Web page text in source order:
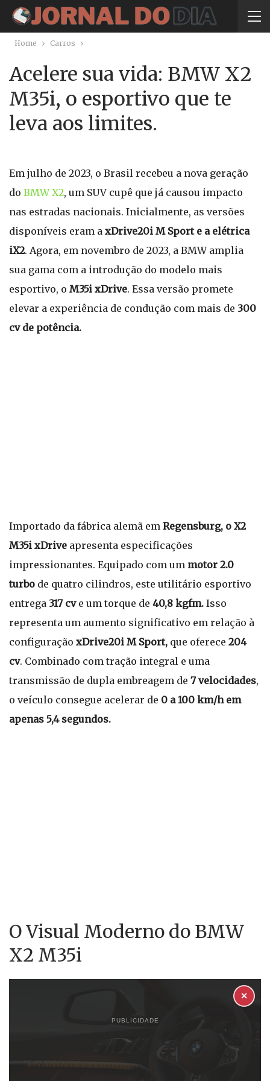
Home Carros
Acelere sua vida: BMW X2
M35i, o esportivo que te
leva aos limites.
Em julho de 2023, o Brasil recebeu a nova geração
do BMW X2, um SUV cupê que já causou impacto
nas estradas nacionais. Inicialmente, as versões
disponíveis eram a xDrive20i M Sport e a elétrica
iX2. Agora, em novembro de 2023, a BMW amplia
sua gama com a introdução do modelo mais
esportivo, o M35i xDrive. Essa versão promete
elevar a experiência de condução com mais de 300
cv de potência.
Importado da fábrica alemã em Regensburg, o X2
M35i xDrive apresenta especificações
impressionantes. Equipado com um motor 2.0
turbo de quatro cilindros, este utilitário esportivo
entrega 317 cve um torque de 40,8 kgfm. Isso
representa um aumento significativo em relação à
configuração xDrive20i M Sport, que oferece 204
cv. Combinado com tração integral e uma
transmissão de dupla embreagem de 7 velocidades,
o veículo consegue acelerar de 0 a 100 km/h em
apenas 5,4 segundos.
O Visual Moderno do BMW
X2 M35i
PUBLICIDADE
✕